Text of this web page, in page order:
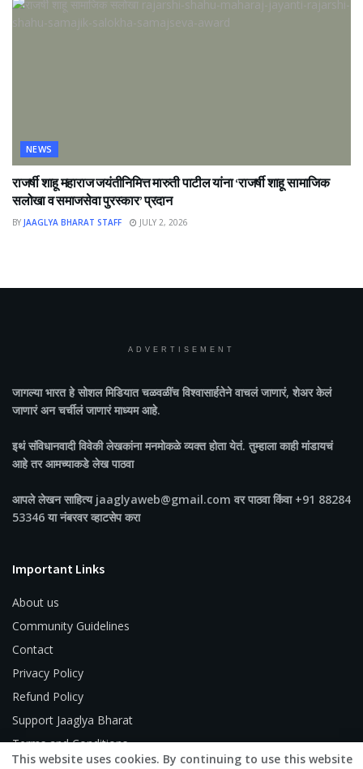
NEWS
राजर्षी शाहू महाराज जयंतीनिमित्त मारुती पाटील यांना ‘राजर्षी शाहू सामाजिक
सलोखा व समाजसेवा पुरस्कार’ प्रदान
BY JAAGLYA BHARAT STAFF JULY 2, 2026
ADVERTISEMENT
जागल्या भारतहे सोशल मिडियात चळवळींच विश्वासार्हतेने वाचलं जाणारं, शेअर केलं
जाणारं अन चर्चीलं जाणारं माध्यम आहे.
इथं संविधानवादी विवेकी लेखकांना मनमोकळे व्यक्त होता येतं. तुम्हाला काही मांडायचं
आहे तर आमच्याकडे लेख पाठवा
आपले लेखन साहित्य jaaglyaweb@gmail.com वर पाठवा किंवा +91 88284
53346 या नंबरवर व्हाटसेप करा
Important Links
About us
Community Guidelines
Contact
Privacy Policy
Refund Policy
Support Jaaglya Bharat
Terms and Conditions
This website uses cookies. By continuing to use this website